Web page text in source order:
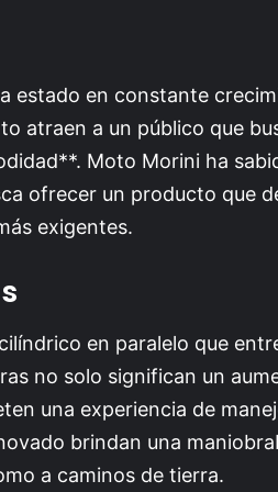
estado en constante
atraen a un público que
Moto Morini ha
ofrecer un producto que
exigentes.
en paralelo que
no solo significan un
una experiencia de
brindan una
a caminos de tierra.